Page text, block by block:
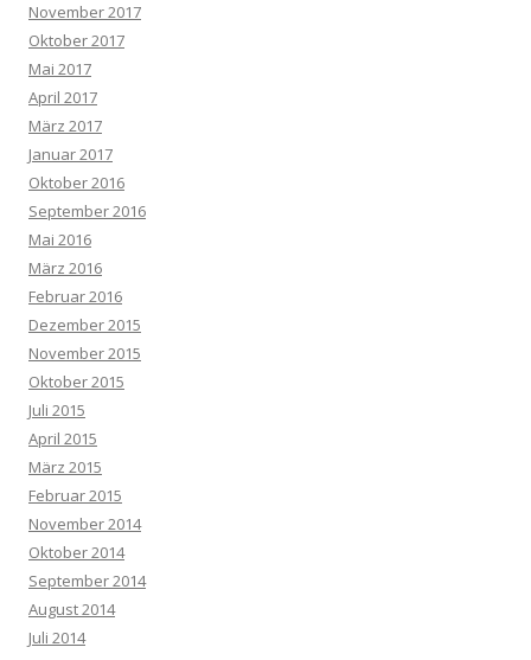
November 2017
Oktober 2017
Mai 2017
April 2017
März 2017
Januar 2017
Oktober 2016
September 2016
Mai 2016
März 2016
Februar 2016
Dezember 2015
November 2015
Oktober 2015
Juli 2015
April 2015
März 2015
Februar 2015
November 2014
Oktober 2014
September 2014
August 2014
Juli 2014